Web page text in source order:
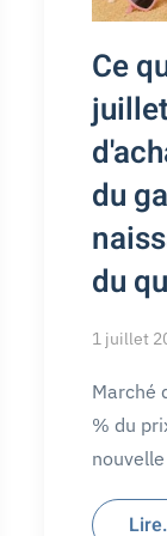
Ce
du
du
1 juillet
Marché
% du